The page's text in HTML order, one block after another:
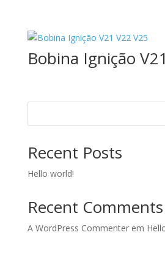
Bobina Ignição
Recent Posts
Hello world!
Recent Comments
A WordPress Commenterem